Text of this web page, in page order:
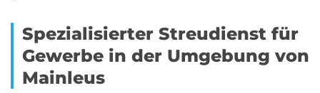
Spezialisierter Streudienst für
Gewerbe in der Umgebung von
Mainleus